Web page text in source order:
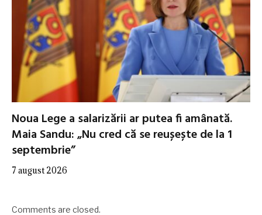
Noua Lege a salarizării ar putea fi amânată.
Maia Sandu: „Nu cred că se reușește de la 1
septembrie”
7 august 2026
Comments are closed.